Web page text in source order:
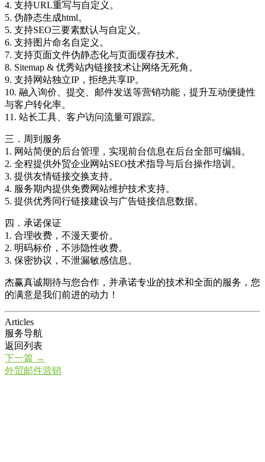
4. 支持URL重写与自定义。
5. 伪静态生成html。
5. 支持SEO三要素默认与自定义。
6. 支持图片命名自定义。
7. 支持页面文件伪静态化与页面缓存技术。
8. Sitemap & 优秀站内链接技术让网络无死角。
9. 支持网站独立IP，拒绝共享IP。
10. 融入询价、提交、邮件发送等营销功能，提升互动便捷性
与客户转化率。
11. 站长工具、客户访问流量可跟踪。
三．周到服务
1. 网站简便的后台管理，实现前台信息在后台全部可编辑。
2. 全程提供外贸企业网站SEO技术指导与后台操作培训。
3. 提供友情链接交换支持。
4. 服务期内提供免费网站维护技术支持。
5. 提供优秀同行链接建设与广告链接信息数据。
四．承诺保证
1. 合理收费，不漫天要价。
2. 明码标价，不涉隐性收费。
3. 保密协议，不泄漏敏感信息。
杰赢真诚期待与您合作，并承诺专业的技术和全面的服务，您
的满意是我们前进的动力！
Articles
服务导航
返回列表
下一篇 →
外贸邮件营销